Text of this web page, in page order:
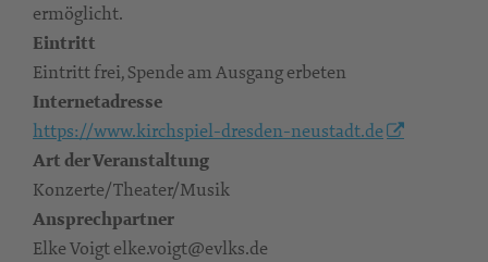
ermöglicht.
Eintritt
Eintritt frei, Spende am Ausgang erbeten
Internetadresse
https://www.kirchspiel-dresden-neustadt.de
Art der Veranstaltung
Konzerte/Theater/Musik
Ansprechpartner
Elke Voigt elke.voigt@evlks.de